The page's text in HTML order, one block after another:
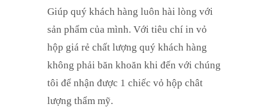
Giúp quý khách hàng luôn hài lòng với
sản phẩm của mình. Với tiêu chí in vỏ
hộp giá rẻ chất lượng quý khách hàng
không phải băn khoăn khi đến với chúng
tôi để nhận được 1 chiếc vỏ hộp chât
lượng thẩm mỹ.